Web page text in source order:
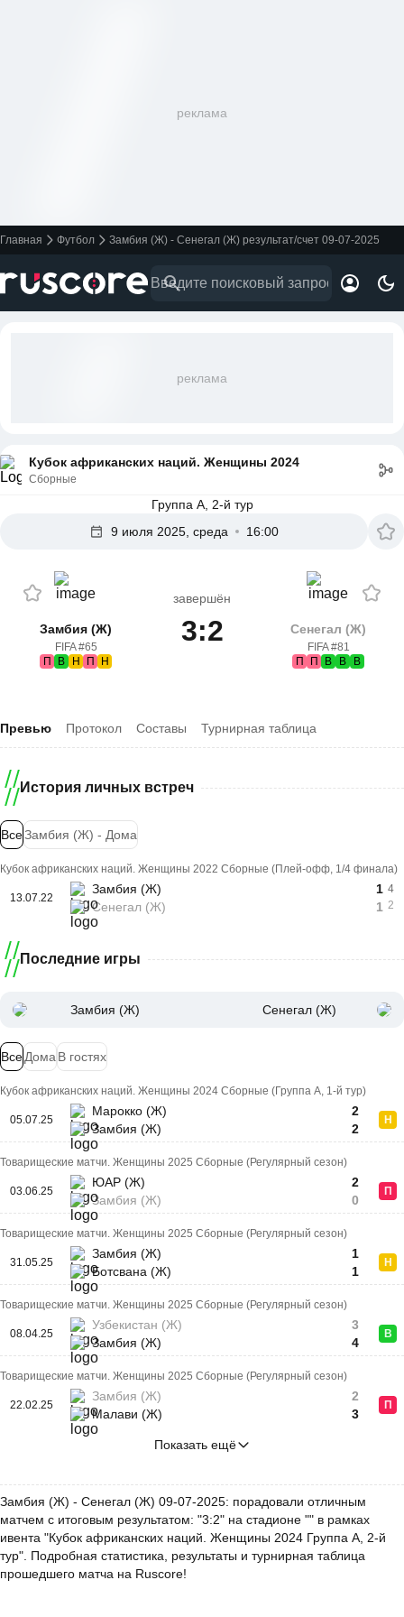
реклама
Главная Футбол Замбия (Ж) - Сенегал (Ж) результат/счет 09-07-2025
реклама
Кубок африканских наций. Женщины 2024
Сборные
Группа A, 2-й тур
9 июля 2025, среда
16:00
Замбия (Ж)
FIFA #65
П
В Н П Н
завершён
3:2 Сенегал (Ж)
FIFA #81
П
П В В В
Превью Протокол Составы Турнирная таблица
История личных встреч
ВсеЗамбия (Ж) - Дома
Кубок африканских наций. Женщины 2022 Сборные (Плей-офф, 1/4 финала)
13.07.22
Замбия (Ж)
Сенегал (Ж)
1
1
4
2
Последние игры
Замбия (Ж) Сенегал (Ж)
ВсеДома В гостях
Кубок африканских наций. Женщины 2024 Сборные (Группа A, 1-й тур)
05.07.25
Марокко (Ж)
Замбия (Ж)
2
2
Н
Товарищеские матчи. Женщины 2025 Сборные (Регулярный сезон)
03.06.25
ЮАР (Ж)
Замбия (Ж)
2
0
П
Товарищеские матчи. Женщины 2025 Сборные (Регулярный сезон)
31.05.25
Замбия (Ж)
Ботсвана (Ж)
1
1
Н
Товарищеские матчи. Женщины 2025 Сборные (Регулярный сезон)
08.04.25
Узбекистан (Ж)
Замбия (Ж)
3
4
В
Товарищеские матчи. Женщины 2025 Сборные (Регулярный сезон)
22.02.25
Замбия (Ж)
Малави (Ж)
2
3
П
Показать ещё
Замбия (Ж) - Сенегал (Ж) 09-07-2025: порадовали отличным
матчем с итоговым результатом: "3:2" на стадионе "" в рамках
ивента "Кубок африканских наций. Женщины 2024 Группа A, 2-й
тур". Подробная статистика, результаты и турнирная таблица
прошедшего матча на Ruscore!